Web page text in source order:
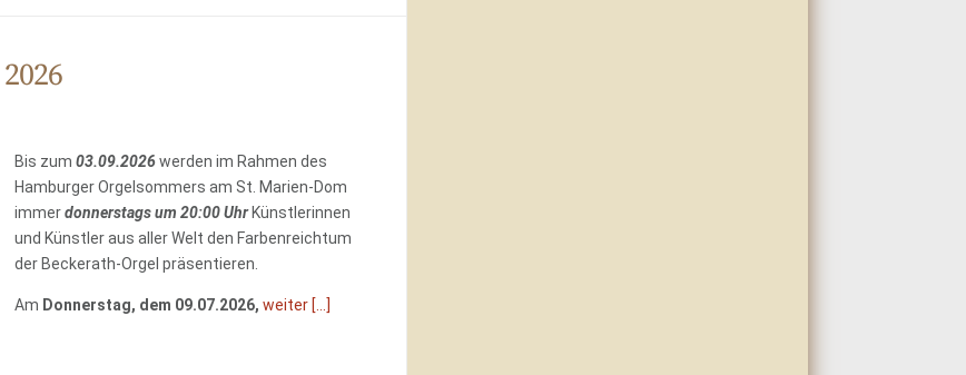
Bis zum 03.09.2026werden im Rahmen des
Hamburger Orgelsommers am St. Marien-Dom
immerdonnerstags um 20:00 UhrKünstlerinnen
und Künstler aus aller Welt den Farbenreichtum
der Beckerath-Orgel präsentieren.
Am Donnerstag, dem 09.07.2026, weiter [...]